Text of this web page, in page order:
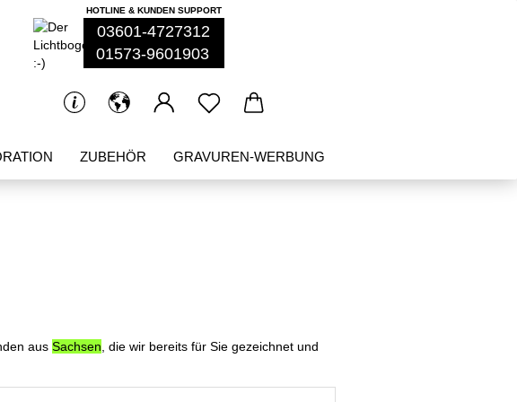
HOTLINE & KUNDEN SUPPORT
03601-4727312
01573-9601903
ZUBEHÖR GRAVUREN-WERBUNG
aus Sachsen, die wir bereits für Sie gezeichnet und